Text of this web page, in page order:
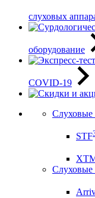
слуховых
оборудование
COVID-19
STF
Слуховые